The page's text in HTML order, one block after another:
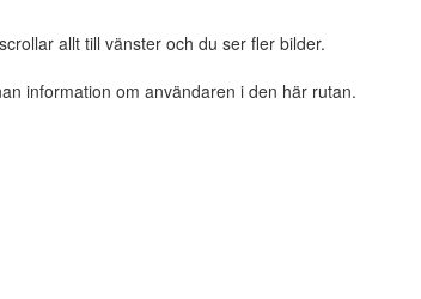
allt till vänster och du ser fler bilder.
information om användaren i den här rutan.